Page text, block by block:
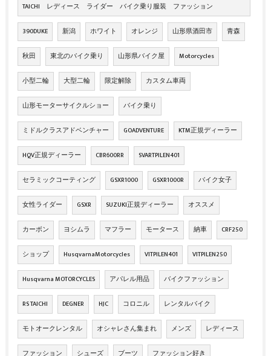
TAICHI レディース ライダー バイク乗り服装 ファッション
390DUKE 新潟 ホワイト オレンジ 山形県酒田市 青森
秋田 東北のバイク乗り 山形県バイク屋 Motorcycles
小型二輪 大型二輪 限定解除 カスタム車両
山形モーターサイクルショー バイク乗り
ミドルクラスアドベンチャー GOADVENTURE KTM正規ディーラー
HQV正規ディーラー CBR600RR SVARTPILEN401
セラミックコーティング GSXR1000 GSXR1000R バイク女子
女性ライダー GSXR SUZUKI正規ディーラー オススメ
カーボン ヨシムラ マフラー モータース 納車 CRF250
ショップ HusqvarnaMotorcycles VITPILEN401 VITPILEN250
Husqvarna MOTORCYCLES アパレル用品 バイクファッション
RS TAICHI DEGNER HJC コロニル レンタルバイク
モトオークレンタル オシャレさん集まれ メンズ レディース
ファッション シューズ ブーツ ファッション好き